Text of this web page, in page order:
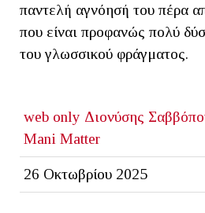
παντελή αγνόησή του πέρα
που είναι προφανώς πολύ
του γλωσσικού φράγματος.
web only Διονύσης
Mani Matter
26 Οκτωβρίου 2025